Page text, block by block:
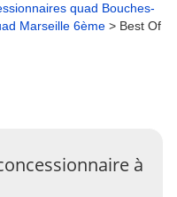
quad Bouches-
Marseille 6ème > Best Of
à